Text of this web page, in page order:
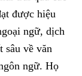
được hiệu
ngữ, dịch
sâu về văn
ngữ. Họ